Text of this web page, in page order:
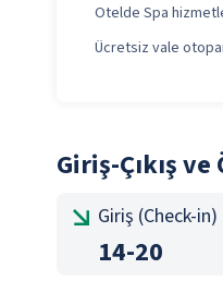
Otelde Spa
Ücretsiz vale
Giriş-Çıkış
Giriş (Check-in)
14-20